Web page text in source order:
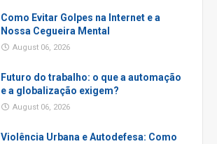
Como Evitar Golpes na Internet e a
Nossa Cegueira Mental
August 06, 2026
Futuro do trabalho: o que a automação
e a globalização exigem?
August 06, 2026
Violência Urbana e Autodefesa: Como